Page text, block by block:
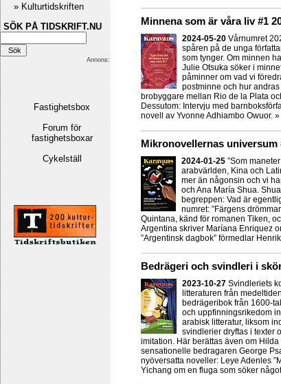
Minnena som är våra liv #1
2024-05-20 Vårnumret
spåren på de unga
som tynger. Om minnen
Julie Otsuka söker i
påminner om vad vi
postminne och hur
brobyggare mellan Rio de la Plata
Dessutom: Intervju med
novell av Yvonne Adhiambo Owuor. »
Mikronovellernas universum
2024-01-25 ”Som
arabvärlden, Kina och
mer än någonsin och vi
och Ana María Shua.
begreppen: Vad är
numret: ”Färgens
Quintana, känd för romanen Tiken,
Argentina skriver Maríana Enriquez
”Argentinsk dagbok” förmedlar
Bedrägeri och svindleri i
2023-10-27 Svindleriets
litteraturen från
bedrägeribok från 1600-
och uppfinningsrikedom
arabisk litteratur, liksom
svindlerier dryftas i texter
imitation. Här berättas även om
sensationelle bedragaren George
nyöversatta noveller: Leye Adenles
Yichang om en fluga som söker
» Kulturtidskriften
SÖK PÅ TIDSKRIFT.NU
Annons:
Fastighetsbox
Forum för
fastighetsboxar
Cykelställ